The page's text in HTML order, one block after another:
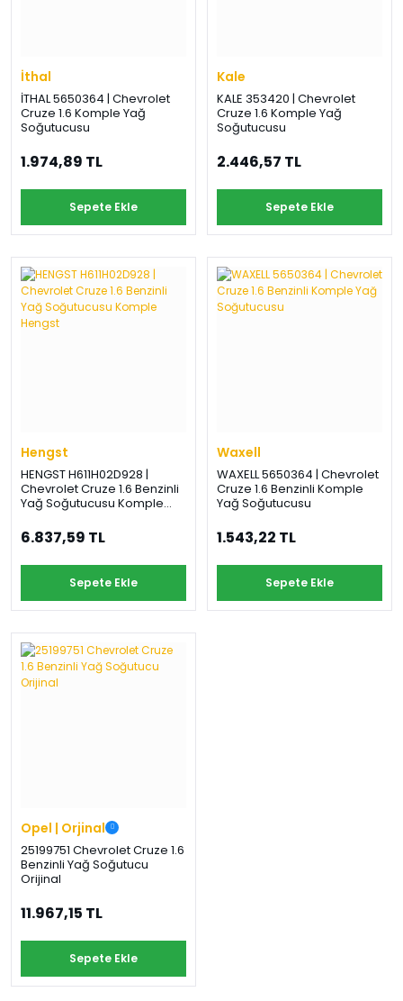
Giriş Yap
Yeni Hesap
C
›
D
›
M
YAĞI
›
İthal
İTHAL 5650364 | Chevrolet
Cruze 1.6 Komple Yağ
Soğutucusu
1.974,89 TL
Sepete Ekle
Kale
KALE 353420 | Chevrolet
Cruze 1.6 Komple Yağ
Soğutucusu
2.446,57 TL
Sepete Ekle
Hengst
HENGST H611H02D928 |
Chevrolet Cruze 1.6 Benzinli
Yağ Soğutucusu Komple
6.837,59 TL
Sepete Ekle
Waxell
WAXELL 5650364 | Chevrolet
Cruze 1.6 Benzinli Komple
Yağ Soğutucusu
1.543,22 TL
Sepete Ekle
Opel | Orjinal
25199751 Chevrolet Cruze 1.6
Benzinli Yağ Soğutucu
Orijinal
11.967,15 TL
Sepete Ekle